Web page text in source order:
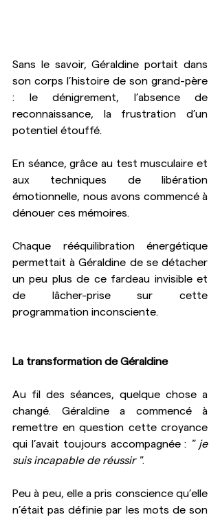
Sans le savoir, Géraldine portait dans
son corps l’histoire de son grand-père
: le dénigrement, l’absence de
reconnaissance, la frustration d’un
potentiel étouffé.
En séance, grâce au test musculaire et
aux techniques de libération
émotionnelle, nous avons commencé à
dénouer ces mémoires.
Chaque rééquilibration énergétique
permettait à Géraldine de se détacher
un peu plus de ce fardeau invisible et
de lâcher-prise sur cette
programmation inconsciente.
La transformation de Géraldine
Au fil des séances, quelque chose a
changé. Géraldine a commencé à
remettre en question cette croyance
qui l’avait toujours accompagnée : " je
suis incapable de réussir ".
Peu à peu, elle a pris conscience qu’elle
n’était pas définie par les mots de son